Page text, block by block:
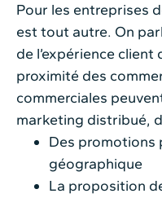
Pour les entreprises
est tout autre. On
de l’expérience
proximité des
commerciales
marketing distribué,
Des promotions
géographique
La proposition